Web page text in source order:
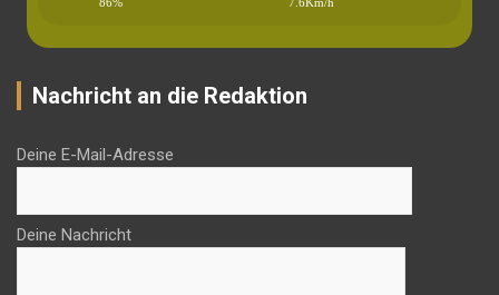
Nachricht an die Redaktion
Deine E-Mail-Adresse
Deine Nachricht